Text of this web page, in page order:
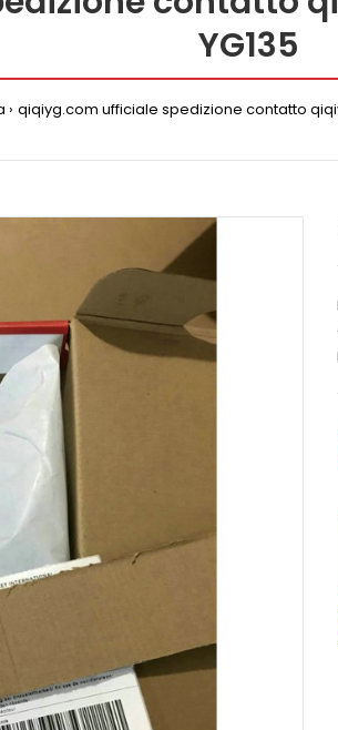
YG135
qiqiyg.com ufficiale spedizione contatto